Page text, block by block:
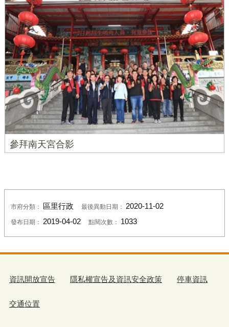
參拜南天宮合影
市府分類： 區里行政 最後異動日期： 2020-11-02
發布日期： 2019-04-02 點閱次數： 1033
資訊開放宣告 隱私權宣告及資訊安全政策 停車資訊
交通位置